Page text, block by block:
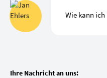
Wie kann
Ihre Nachricht an uns: